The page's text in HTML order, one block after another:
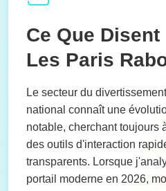
Ce Que
Les Paris
Le secteur du
national connaît une
notable, cherchant toujours
des outils d'interaction
transparents. Lorsque
portail moderne en 2026,